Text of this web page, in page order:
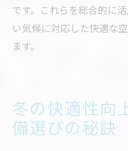
です。これらを総合的に
い気候に対応した快適な
ます。
冬の快適性向
備選びの秘訣